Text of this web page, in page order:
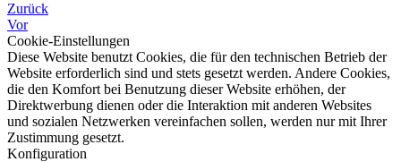
Zurück
Vor
Cookie-Einstellungen
Diese Website benutzt Cookies, die für den technischen Betrieb der
Website erforderlich sind und stets gesetzt werden. Andere Cookies,
die den Komfort bei Benutzung dieser Website erhöhen, der
Direktwerbung dienen oder die Interaktion mit anderen Websites
und sozialen Netzwerken vereinfachen sollen, werden nur mit Ihrer
Zustimmung gesetzt.
Konfiguration